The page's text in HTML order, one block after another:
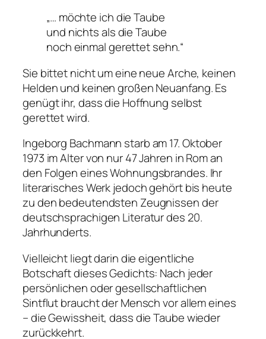
„… möchte ich die Taube
und nichts als die Taube
noch einmal gerettet sehn.“
Sie bittet nicht um eine neue Arche, keinen
Helden und keinen großen Neuanfang. Es
genügt ihr, dass die Hoffnung selbst
gerettet wird.
Ingeborg Bachmann starb am 17. Oktober
1973 im Alter von nur 47 Jahren in Rom an
den Folgen eines Wohnungsbrandes. Ihr
literarisches Werk jedoch gehört bis heute
zu den bedeutendsten Zeugnissen der
deutschsprachigen Literatur des 20.
Jahrhunderts.
Vielleicht liegt darin die eigentliche
Botschaft dieses Gedichts: Nach jeder
persönlichen oder gesellschaftlichen
Sintflut braucht der Mensch vor allem eines
– die Gewissheit, dass die Taube wieder
zurückkehrt.